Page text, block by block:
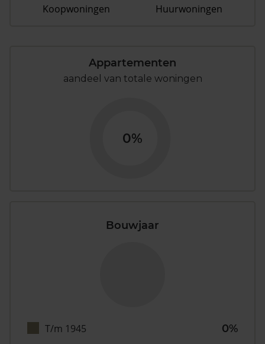
Koopwoningen
Huurwoningen
Appartementen
aandeel van totale woningen
0%
Bouwjaar
T/m 1945
0%